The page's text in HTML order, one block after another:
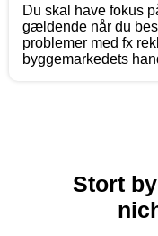
Du skal have fokus
gældende når du
problemer med fx
byggemarkedets
Stort